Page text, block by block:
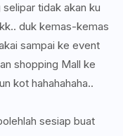
tidak akan ku
duk kemas-kemas
sampai ke event
shopping Mall ke
kot hahahahaha..
sesiap buat